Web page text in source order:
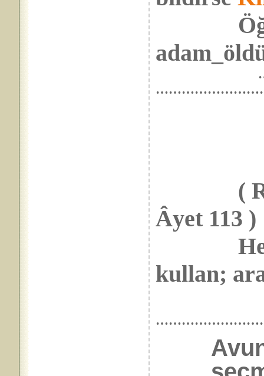
(
Âyet 113 )
Her
kullan;